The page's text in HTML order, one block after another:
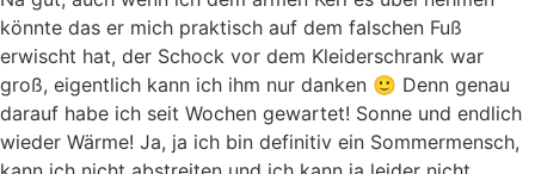
könnte das er mich praktisch auf dem falschen Fuß
erwischt hat, der Schock vor dem Kleiderschrank war
groß, eigentlich kann ich ihm nur danken 🙂 Denn genau
darauf habe ich seit Wochen gewartet! Sonne und endlich
wieder Wärme! Ja, ja ich bin definitiv ein Sommermensch,